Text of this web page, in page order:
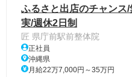
ふるさと出店のチャンス
実/週休2日制
匠 県庁前駅前整体院
正社員
沖縄県
月給22万7,000円～35万円